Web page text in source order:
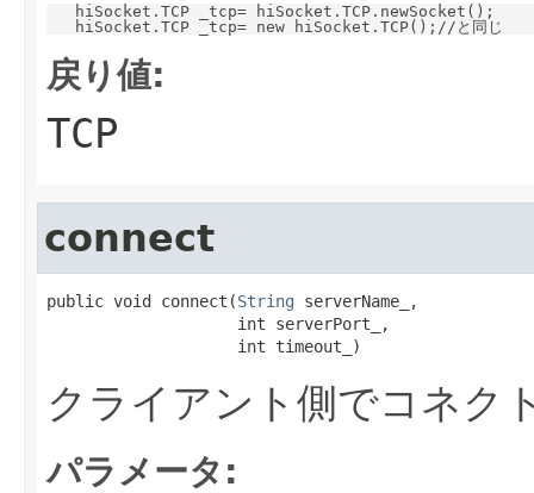
   hiSocket.TCP _tcp= hiSocket.TCP.newSocket();
戻り値:
TCP
connect
public void connect(String serverName_,
                    int serverPort_,
                    int timeout_)
クライアント側でコネク
パラメータ: